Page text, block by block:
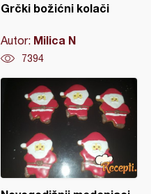
Grčki božićni kolači
Autor: Milica N
7394